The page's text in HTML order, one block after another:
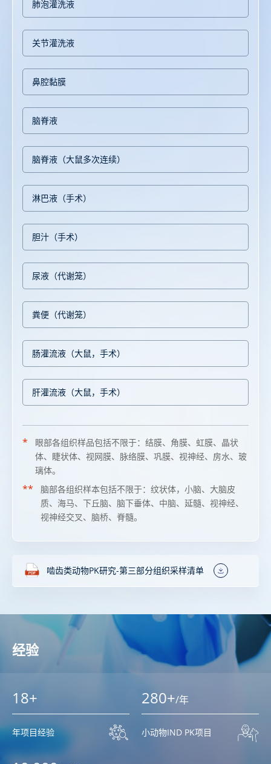
肺泡灌洗液
关节灌洗液
鼻腔黏膜
脑脊液
脑脊液（大鼠多次连续）
淋巴液（手术）
胆汁（手术）
尿液（代谢笼）
粪便（代谢笼）
肠灌流液（大鼠，手术）
肝灌流液（大鼠，手术）
*
眼部各组织样品包括不限于：结膜、角膜、虹膜、晶状
体、睫状体、视网膜、脉络膜、巩膜、视神经、房水、玻
璃体。
**
脑部各组织样本包括不限于：纹状体，小脑、大脑皮
质、海马、下丘脑、脑下垂体、中脑、延髓、视神经、
视神经交叉、脑桥、脊髓。
啮齿类动物PK研究-第三部分组织采样清单
经验
18+
年项目经验
280+/年
小动物IND PK项目